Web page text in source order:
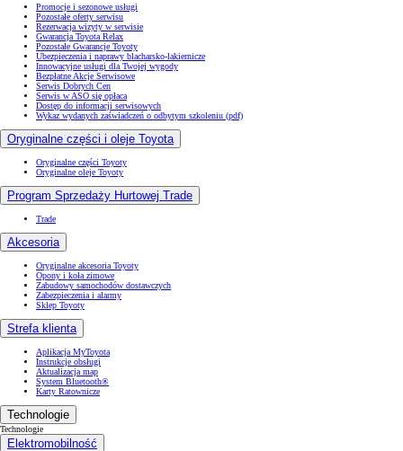
Promocje i sezonowe usługi
Pozostałe oferty serwisu
Rezerwacja wizyty w serwisie
Gwarancja Toyota Relax
Pozostałe Gwarancje Toyoty
Ubezpieczenia i naprawy blacharsko-lakiernicze
Innowacyjne usługi dla Twojej wygody
Bezpłatne Akcje Serwisowe
Serwis Dobrych Cen
Serwis w ASO się opłaca
Dostęp do informacji serwisowych
Wykaz wydanych zaświadczeń o odbytym szkoleniu (pdf)
Oryginalne części i oleje Toyota
Oryginalne części Toyoty
Oryginalne oleje Toyoty
Program Sprzedaży Hurtowej Trade
Trade
Akcesoria
Oryginalne akcesoria Toyoty
Opony i koła zimowe
Zabudowy samochodów dostawczych
Zabezpieczenia i alarmy
Sklep Toyoty
Strefa klienta
Aplikacja MyToyota
Instrukcje obsługi
Aktualizacja map
System Bluetooth®
Karty Ratownicze
Technologie
Technologie
Elektromobilność